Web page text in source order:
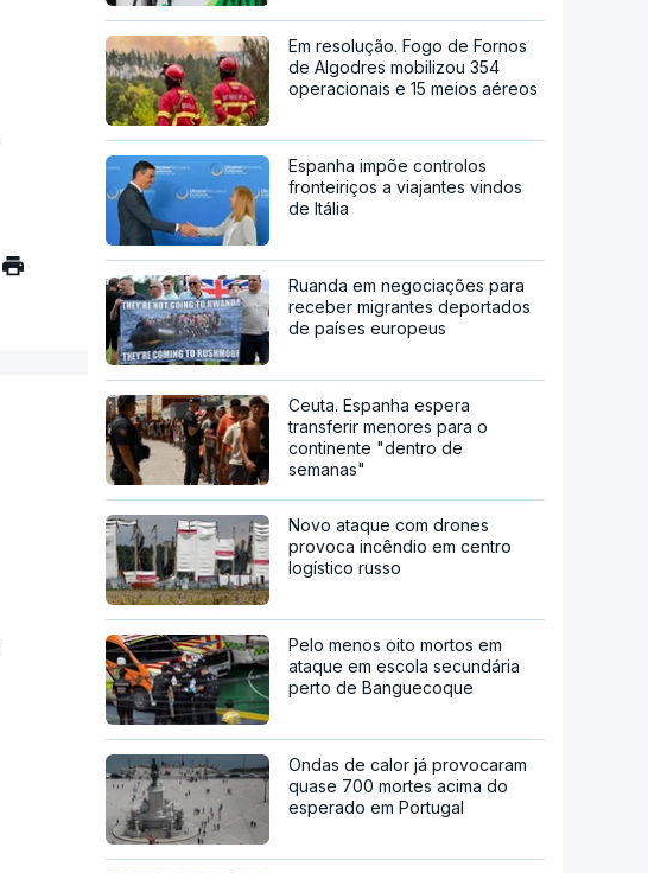
Em resolução. Fogo de Fornos
de Algodres mobilizou 354
operacionais e 15 meios aéreos
Espanha impõe controlos
fronteiriços a viajantes vindos
de Itália
Ruanda em negociações para
receber migrantes deportados
de países europeus
Ceuta. Espanha espera
transferir menores para o
continente "dentro de
semanas"
Novo ataque com drones
provoca incêndio em centro
logístico russo
Pelo menos oito mortos em
ataque em escola secundária
perto de Banguecoque
Ondas de calor já provocaram
quase 700 mortes acima do
esperado em Portugal